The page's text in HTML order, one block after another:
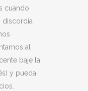
cuando
discordia
al
baje la
y pueda